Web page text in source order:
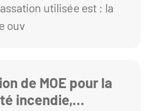
de
utilisée est : la
ouv
de MOE pour la
incendie,